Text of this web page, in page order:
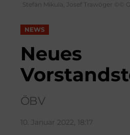
Stefan Mikula, Josef Trawöger ©©
NEWS
Neues
ÖBV
10. Januar 2022, 18:17